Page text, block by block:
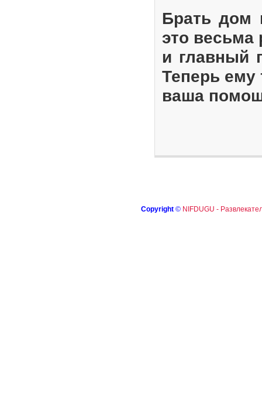
Брать дом
это весьма
и главный
Теперь ему
ваша
Copyright © NIFDUGU -